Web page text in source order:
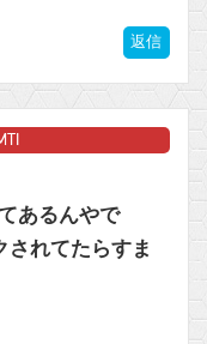
返信
あるんやで
れてたらすま